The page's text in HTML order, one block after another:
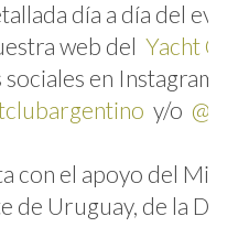
día a día del
web del Yacht
en Instagram y
y/o
con el apoyo del
de Uruguay, de la